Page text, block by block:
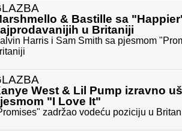
& Bastille sa
u Britaniji
Harris i Sam Smith sa pjesmom
West & Lil Pump izravno
"I Love It"
zadržao vodeću poziciju u